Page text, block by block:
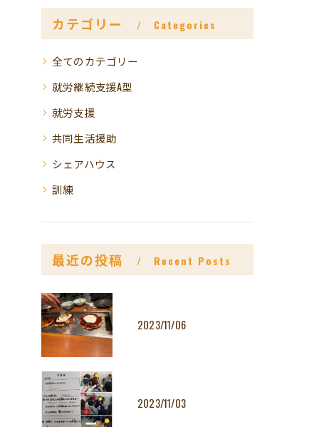
カテゴリー Categories
全てのカテゴリー
就労継続支援A型
就労支援
共同生活援助
シェアハウス
訓練
最近の投稿 Recent Posts
2023/11/06
2023/11/03